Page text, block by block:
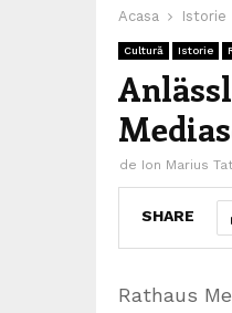
Acasa Istorie
Cultură Istorie
de Ion Marius
SHARE
Rathaus